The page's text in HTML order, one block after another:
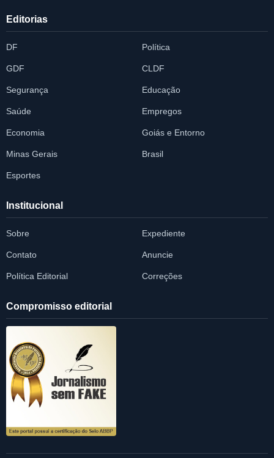
Editorias
DF Política
GDF CLDF
Segurança Educação
Saúde Empregos
Economia Goiás e Entorno
Minas Gerais Brasil
Esportes
Institucional
Sobre Expediente
Contato Anuncie
Política Editorial Correções
Compromisso editorial